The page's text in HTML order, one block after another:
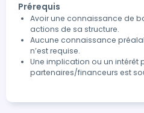
Prérequis
Avoir une connaissance de
actions de sa structure.
Aucune connaissance
n’est requise.
Une implication ou un intérêt
partenaires/financeurs est